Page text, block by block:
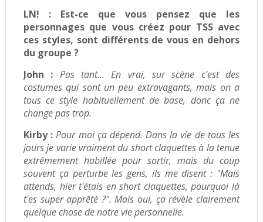
LN! :
Est-ce que vous pensez que les
personnages que vous créez pour TSS avec
ces styles, sont différents de vous en dehors
du groupe ?
John : Pas tant… En vrai, sur scène c'est des
costumes qui sont un peu extravagants, mais on a
tous ce style habituellement de base, donc ça ne
change pas trop.
Kirby :Pour moi ça dépend. Dans la vie de tous les
jours je varie vraiment du short claquettes à la tenue
extrêmement habillée pour sortir, mais du coup
souvent ça perturbe les gens, ils me disent : "Mais
attends, hier t'étais en short claquettes, pourquoi là
t'es super apprêté ?". Mais oui, ça révèle clairement
quelque chose de notre vie personnelle.